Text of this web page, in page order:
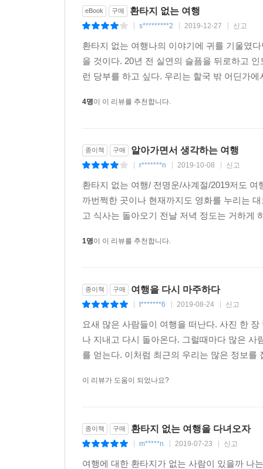
사무소에서 파키스탄을 욕하고, 파키스탄 측 출
싶어 하는 이야기를 해주어야 한다”는 교훈을
깨진 순간이다.
이처럼 책에는 현실이 여행의 기억을 부르고, 다
반복하며 발 닿는 곳을 넓혀 갔다. 그는 서울에
이 모든 경험을 통해 환타는 현실에는 없는 환
들여다보라고. 그리고 거기에서부터 다시 시작하
환타가 세상 곳곳에서 배운 건 이게 전부다.
eBook 구매 환타지 없는 여행
s*********2 2019-12-27 신고
환타지 없는 여행나의 이야기에 귀를 기울였
을 것이다. 20년 전 실연의 슬픔을 뒤로하고
런 당부를 하고 싶다. 우리는 할국 밖 어딘가
4명이 이 리뷰를 추천합니다.
종이책 구매 알아가면서 생각하는 여행
r*******n 2019-10-08 신고
환타지 없는 여행/ 전명운/사계절/2019저도
까번쩍한 곳이나 현재까지도 영화를 누리는
고 식사는 돌아오기 전날 저녁 정도는 거하게
1명이 이 리뷰를 추천합니다.
종이책 구매 여행을 다시 마주하다
t*******6 2019-08-24 신고
요새 많은 사람들이 여행을 떠난다. 사진 한
나 지내고 다시 돌아온다. 그럴때마다 많은
를 얻는다. 이처럼 최근의 우리는 많은 정보
이 리뷰가 도움이 되었나요?
종이책 구매 환타지 없는 여행을 다녀오자
m*****n 2019-07-23 신고
여행에 대한 환타지가 없는 사람이 있을까 나